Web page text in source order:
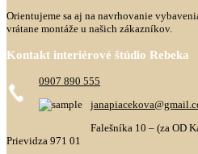
Orientujeme sa aj na navrhovanie
vrátane montáže u našich zákazníkov.
Kontakt interiérové štúdio Rebeka
0907 890 555
Falešníka 10 – (za OD
Prievidza 971 01